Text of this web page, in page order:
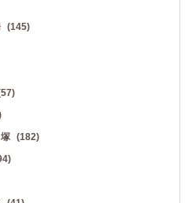
(145)
(182)